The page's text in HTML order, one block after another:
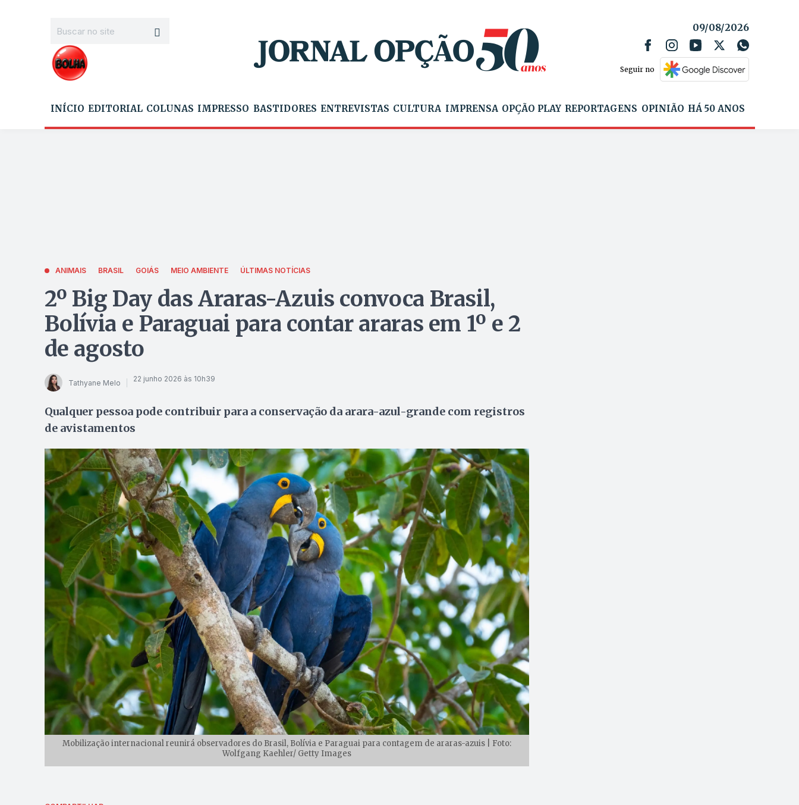
09/08/2026
Seguir no
INÍCIO EDITORIAL COLUNAS IMPRESSO BASTIDORES ENTREVISTAS CULTURA IMPRENSA OPÇÃO PLAY REPORTAGENS OPINIÃO HÁ 50 ANOS
ANIMAIS BRASIL GOIÁS MEIO AMBIENTE ÚLTIMAS NOTÍCIAS
2º Big Day das Araras-Azuis convoca Brasil,
Bolívia e Paraguai para contar araras em 1º e 2
de agosto
Tathyane Melo 22 junho 2026 às 10h39
Qualquer pessoa pode contribuir para a conservação da arara-azul-grande com registros
de avistamentos
Mobilização internacional reunirá observadores do Brasil, Bolívia e Paraguai para contagem de araras-azuis | Foto:
Wolfgang Kaehler/ Getty Images